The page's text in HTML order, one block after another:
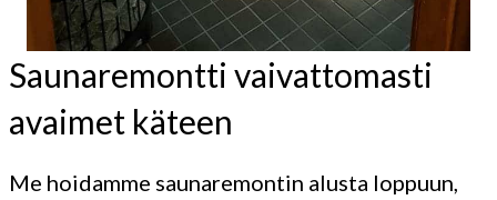
Saunaremontti vaivattomasti
avaimet käteen
Me hoidamme saunaremontin alusta loppuun,